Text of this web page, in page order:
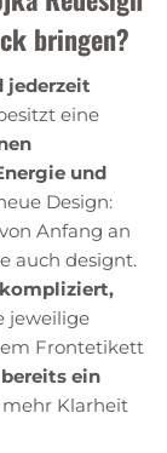
bringen?
jederzeit
eine
und
Design:
Anfang an
auch designt.
jeweilige
Frontetikett
ein
Klarheit